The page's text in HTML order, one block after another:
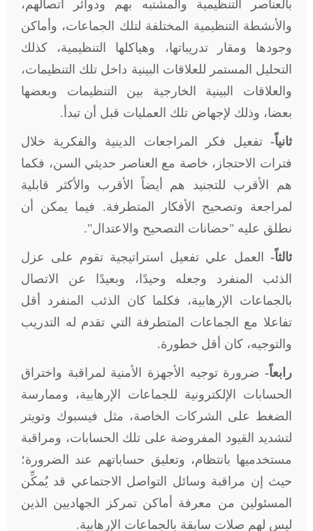
بالعناصر التنظيمية والمشتبه بهم ودوائر اتصالهم،
والأنشطة التنظيمية المختلفة لتلك الجماعات، وأماكن
وجودها ومقار تدريباتها، وهياكلها التنظيمية، كذلك
التحليل المستمر للعلاقات البينية داخل تلك التنظيمات،
والعلاقات البينية الخارجية بين التنظيمات وبعضها
بعضا، وذلك لإجهاض تلك العمليات قبل أن تبدأ .
ثانياً-تفعيل فكر المراجعات الدينية والفكرية خلال
فترات الاحتجاز، خاصة مع العناصر حديثي السن، فكما
هم الأقرب للتجنيد هم أيضاً الأقرب والأكثر قابلية
لمراجعة وتصحيح الأفكار المتطرفة. فيما يمكن أن
نطلق عليه "حضانات التصحيح والاعتدال".
ثالثاً- العمل علي تفعيل استراتيجية تقوم على عزل
الذئب المنفرد وجعله وحيدًا، وبعيدًا عن الاتصال
بالجماعات الإرهابية، فكلما كان الذئب المنفرد أقل
تفاعلا مع الجماعات المتطرفة التي تقدم له التدريب
والتوجيه، كان أقل خطورة.
رابعاً- ضرورة توجيه الأجهزة الأمنية لمراقبة واختراق
الحسابات الإلكترونية للجماعات الإرهابية، وممارسة
الضغط على الشركات الخاصة، مثل فيسبوك وتويتر
لتشديد القيود المفروضة على تلك الحسابات، ومراقبة
مستخدميها بانتظام، وتعليق حساباتهم عند الضرورة؛
حيث إن مراقبة وسائل التواصل الاجتماعي قد يُمكِّن
المسئولين من معرفة أماكن تمركز الجهاديين الذين
ليس لهم صلات سابقة بالجماعات الإرهابية.